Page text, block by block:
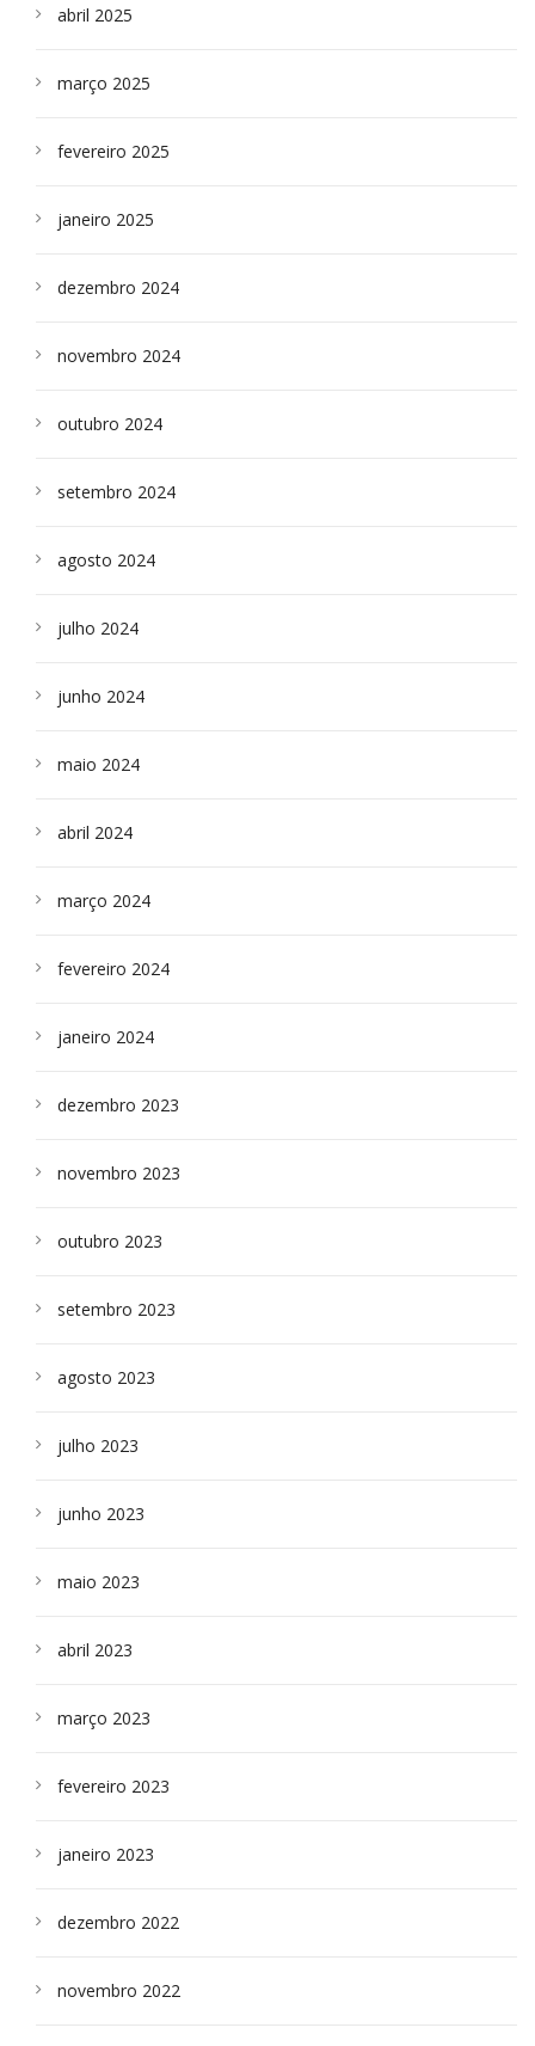
abril 2025
março 2025
fevereiro 2025
janeiro 2025
dezembro 2024
novembro 2024
outubro 2024
setembro 2024
agosto 2024
julho 2024
junho 2024
maio 2024
abril 2024
março 2024
fevereiro 2024
janeiro 2024
dezembro 2023
novembro 2023
outubro 2023
setembro 2023
agosto 2023
julho 2023
junho 2023
maio 2023
abril 2023
março 2023
fevereiro 2023
janeiro 2023
dezembro 2022
novembro 2022